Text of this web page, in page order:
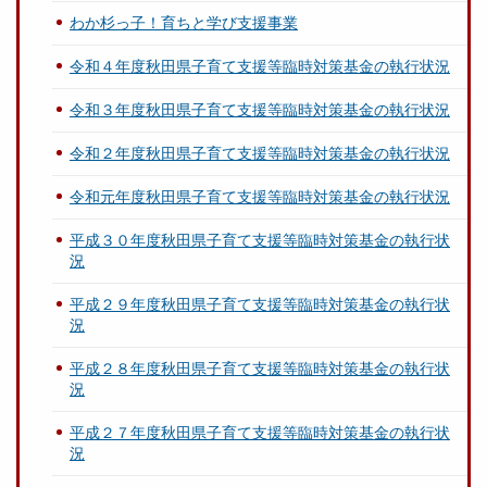
わか杉っ子！育ちと学び支援事業
令和４年度秋田県子育て支援等臨時対策基金の執行状況
令和３年度秋田県子育て支援等臨時対策基金の執行状況
令和２年度秋田県子育て支援等臨時対策基金の執行状況
令和元年度秋田県子育て支援等臨時対策基金の執行状況
平成３０年度秋田県子育て支援等臨時対策基金の執行状
況
平成２９年度秋田県子育て支援等臨時対策基金の執行状
況
平成２８年度秋田県子育て支援等臨時対策基金の執行状
況
平成２７年度秋田県子育て支援等臨時対策基金の執行状
況